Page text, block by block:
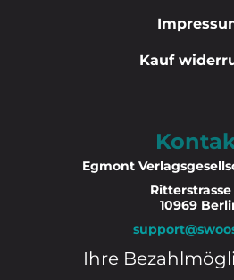
Kauf
Egmont
Ritterstrasse
10969
Ihre